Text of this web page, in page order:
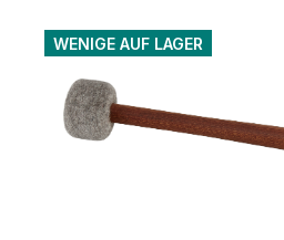
WENIGE AUF LAGER